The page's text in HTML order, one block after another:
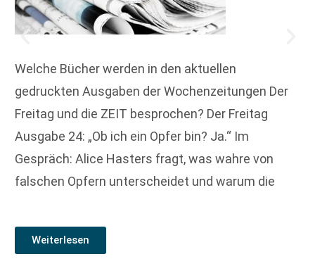
Welche Bücher werden in den aktuellen
gedruckten Ausgaben der Wochenzeitungen Der
Freitag und die ZEIT besprochen? Der Freitag
Ausgabe 24: „Ob ich ein Opfer bin? Ja.“ Im
Gespräch: Alice Hasters fragt, was wahre von
falschen Opfern unterscheidet und warum die
Weiterlesen